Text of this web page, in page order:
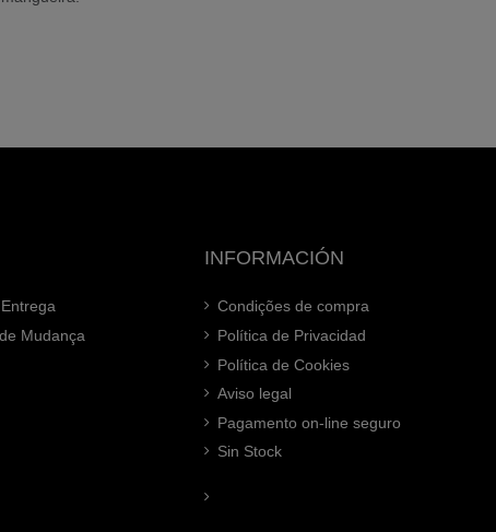
Mudança
INFORMACIÓN
Condições de compra
Política de Privacidad
Política de Cookies
Aviso legal
Pagamento on-line seguro
Sin Stock